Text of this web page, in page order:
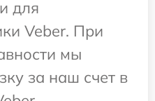
для
Veber. При
мы
за наш счет в